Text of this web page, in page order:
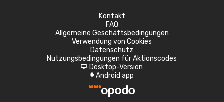
Kontakt
FAQ
Allgemeine Geschäftsbedingungen
Verwendung von Cookies
Datenschutz
Nutzungsbedingungen für Aktionscodes
d Desktop-Version
A Android app